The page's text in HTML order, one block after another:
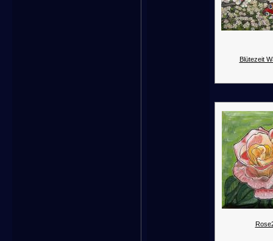
Blütezeit